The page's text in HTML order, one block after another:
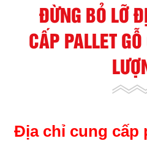
ĐỪNG BỎ LỠ
CẤP PALLET
Địa chỉ cung cấp